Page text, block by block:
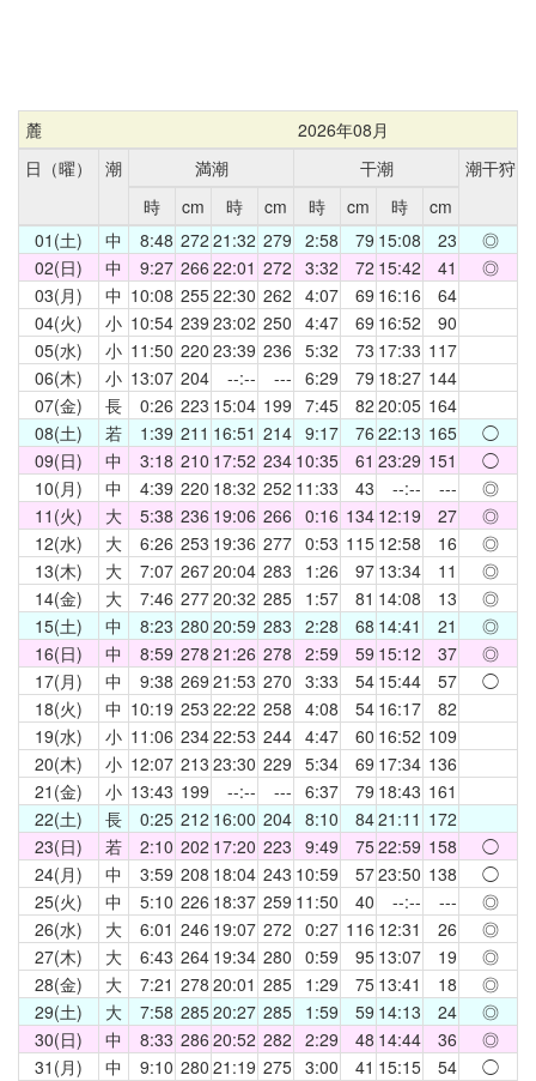
麓
2026年08月
日（曜）
潮 満潮 干潮 潮干狩
時
cm 時 cm 時 cm 時
cm
01(土)
中 8:48 272 21:32 279 2:58 79 15:08 23 ◎
02(日)
中 9:27 266 22:01 272 3:32 72 15:42 41 ◎
03(月)
中 10:08 25522:30 262 4:07 69 16:16 64
04(火)
小 10:54 239 23:02 250 4:47 69 16:52 90
05(水)
小 11:50 220 23:39 236 5:32 73 17:33 117
06(木)
小 13:07 204 --:-- --- 6:29 79 18:27 144
07(金)
長 0:26 223 15:04 199 7:45 82 20:05 164
08(土)
若 1:39 211 16:51 214 9:17 76 22:13 165 ◯
09(日)
中 3:18 210 17:52 234 10:35 61 23:29 151 ◯
10(月)
中 4:39 220 18:32 252 11:33 43 --:-- --- ◎
11(火)
大 5:38 236 19:06 266 0:16 134 12:19 27 ◎
12(水)
大 6:26 253 19:36 277 0:53 115 12:58 16 ◎
13(木)
大 7:07 26720:04 283 1:26 97 13:34 11 ◎
14(金)
大 7:46 27720:32 285 1:57 81 14:08 13 ◎
15(土)
中 8:23 280 20:59 283 2:28 68 14:41 21 ◎
16(日)
中 8:59 278 21:26 278 2:59 59 15:12 37 ◎
17(月)
中 9:38 269 21:53 270 3:33 54 15:44 57 ◯
18(火)
中 10:19 253 22:22 258 4:08 54 16:17 82
19(水)
小 11:06 23422:53 244 4:47 60 16:52 109
20(木)
小 12:07 213 23:30 229 5:34 69 17:34 136
21(金)
小 13:43 199 --:-- --- 6:37 79 18:43 161
22(土)
長 0:25 212 16:00 204 8:10 8421:11 172
23(日)
若 2:10 202 17:20 223 9:49 7522:59 158 ◯
24(月)
中 3:59 208 18:04 243 10:59 5723:50 138 ◯
25(火)
中 5:10 226 18:37 259 11:50 40 --:-- --- ◎
26(水)
大 6:01 246 19:07 272 0:27 116 12:31 26 ◎
27(木)
大 6:43 264 19:34 280 0:59 95 13:07 19 ◎
28(金)
大 7:21 278 20:01 285 1:29 75 13:41 18 ◎
29(土)
大 7:58 28520:27 285 1:59 59 14:13 24 ◎
30(日)
中 8:33 286 20:52 282 2:29 48 14:44 36 ◎
31(月)
中 9:10 280 21:19 275 3:00 41 15:15 54 ◯